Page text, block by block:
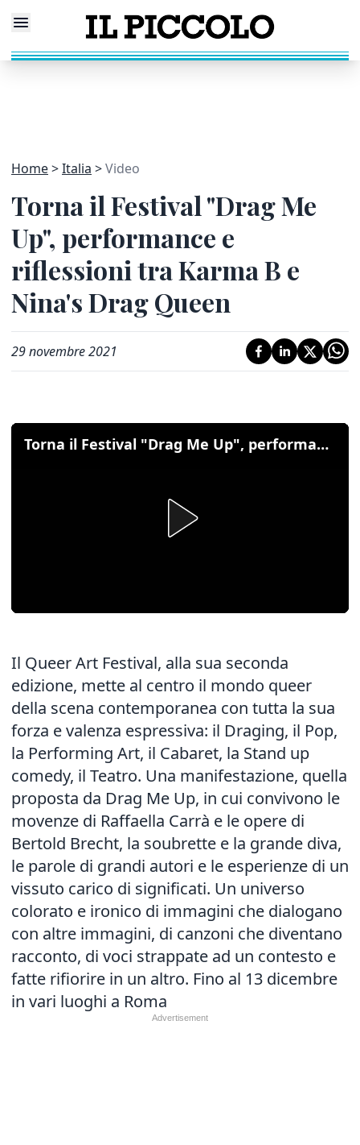
Home Italia Video
Torna il Festival "Drag Me
Up", performance e
riflessioni tra Karma B e
Nina's Drag Queen
29 novembre 2021
Torna il Festival "Drag Me Up", performance e riflessioni tra Karma B e Nina's Drag Queen
Il Queer Art Festival, alla sua seconda
edizione, mette al centro il mondo queer
della scena contemporanea con tutta la sua
forza e valenza espressiva: il Draging, il Pop,
la Performing Art, il Cabaret, la Stand up
comedy, il Teatro. Una manifestazione, quella
proposta da Drag Me Up, in cui convivono le
movenze di Raffaella Carrà e le opere di
Bertold Brecht, la soubrette e la grande diva,
le parole di grandi autori e le esperienze di un
vissuto carico di significati. Un universo
colorato e ironico di immagini che dialogano
con altre immagini, di canzoni che diventano
racconto, di voci strappate ad un contesto e
fatte rifiorire in un altro. Fino al 13 dicembre
in vari luoghi a Roma